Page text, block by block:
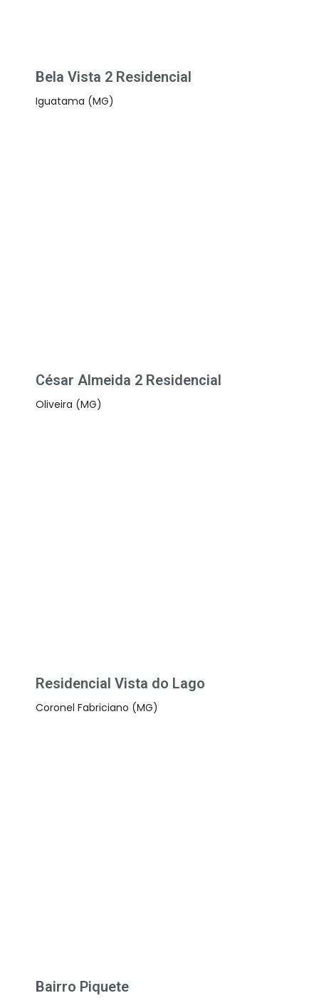
Bela Vista 2 Residencial
Iguatama (MG)
César Almeida 2 Residencial
Oliveira (MG)
Residencial Vista do Lago
Coronel Fabriciano (MG)
Bairro Piquete